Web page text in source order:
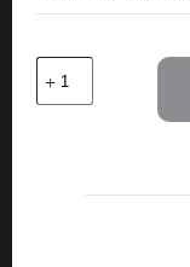
TP-
COLOR